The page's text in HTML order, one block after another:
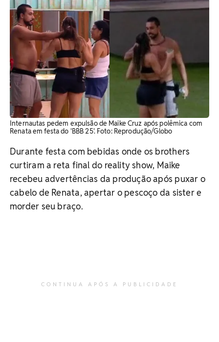
Internautas pedem expulsão de Maike Cruz após polêmica com
Renata em festa do 'BBB 25'. Foto: Reprodução/Globo
Durante festa com bebidas onde os brothers
curtiram a reta final do reality show, Maike
recebeu advertências da produção após puxar o
cabelo de Renata, apertar o pescoço da sister e
morder seu braço.
CONTINUA APÓS A PUBLICIDADE